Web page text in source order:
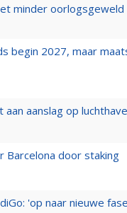
minder oorlogsgeweld
begin 2027, maar
aanslag op
Barcelona door staking
'op naar nieuwe